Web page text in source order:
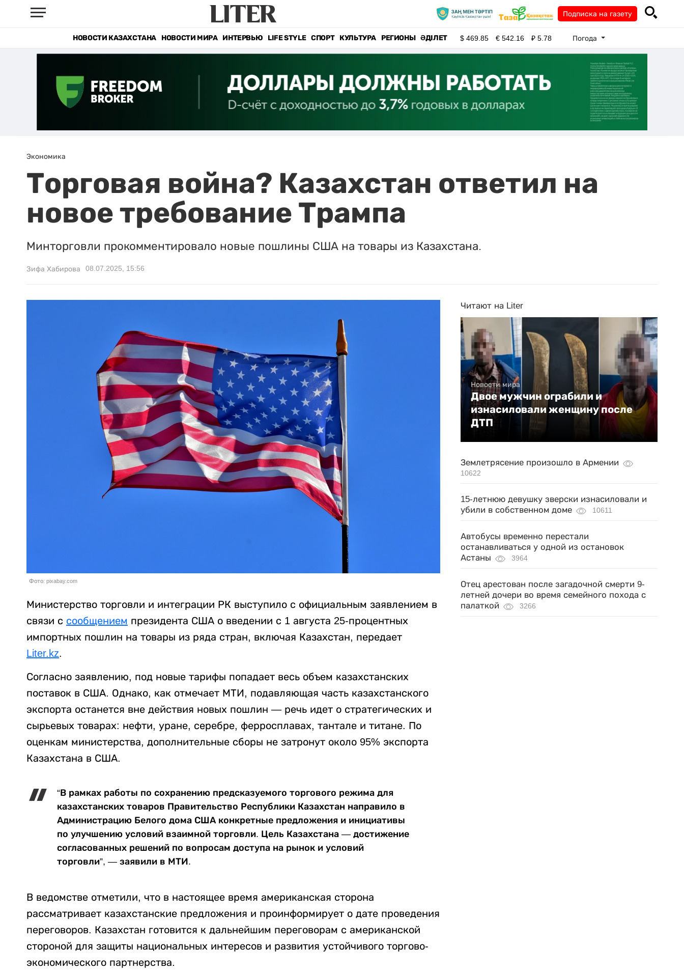
Подписка на газету
НОВОСТИ КАЗАХСТАНА НОВОСТИ МИРА ИНТЕРВЬЮ LIFE STYLE СПОРТ КУЛЬТУРА РЕГИОНЫ ӘДІЛЕТ $469.85 €542.16 ₽5.78 Погода
Экономика
Торговая война? Казахстан ответил на
новое требование Трампа
Минторговли прокомментировало новые пошлины США на товары из Казахстана.
Зифа Хабирова 08.07.2025, 15:56
Фото: pixabay.com
Министерство торговли и интеграции РК выступило с официальным заявлением в
связи с сообщением президента США о введении с 1 августа 25-процентных
импортных пошлин на товары из ряда стран, включая Казахстан, передает
Liter.kz.
Согласно заявлению, под новые тарифы попадает весь объем казахстанских
поставок в США. Однако, как отмечает МТИ, подавляющая часть казахстанского
экспорта останется вне действия новых пошлин — речь идет о стратегических и
сырьевых товарах: нефти, уране, серебре, ферросплавах, тантале и титане. По
оценкам министерства, дополнительные сборы не затронут около 95% экспорта
Казахстана в США.
“В рамках работы по сохранению предсказуемого торгового режима для
казахстанских товаров Правительство Республики Казахстан направило в
Администрацию Белого дома США конкретные предложения и инициативы
по улучшению условий взаимной торговли. Цель Казахстана — достижение
согласованных решений по вопросам доступа на рынок и условий
торговли”, — заявили в МТИ.
В ведомстве отметили, что в настоящее время американская сторона
рассматривает казахстанские предложения и проинформирует о дате проведения
переговоров. Казахстан готовится к дальнейшим переговорам с американской
стороной для защиты национальных интересов и развития устойчивого торгово-
экономического партнерства.
Читают на Liter
Новости мира
Двое мужчин ограбили и
изнасиловали женщину после
ДТП
Землетрясение произошло в Армении
10622
15-летнюю девушку зверски изнасиловали и
убили в собственном доме
10611
Автобусы временно перестали
останавливаться у одной из остановок
Астаны
3964
Отец арестован после загадочной смерти 9-
летней дочери во время семейного похода с
палаткой
3266